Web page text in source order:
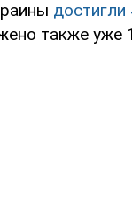
также уже